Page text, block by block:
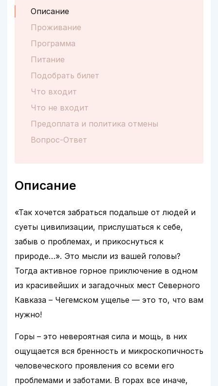
Описание
«Так хочется забраться подальше от людей и
суеты цивилизации, прислушаться к себе,
забыв о проблемах, и прикоснуться к
природе…». Это мысли из вашей головы?
Тогда активное горное приключение в одном
из красивейших и загадочных мест Северного
Кавказа – Чегемском ущелье — это то, что вам
нужно!
Горы – это невероятная сила и мощь, в них
ощущается вся бренность и микроскопичность
человеческого проявления со всеми его
проблемами и заботами. В горах все иначе,
Описание
Проживание
Программа
Питание
Подобрать билет
Что входит
Что не входит
Предоплата и политика отмены
Вопрос-Ответ